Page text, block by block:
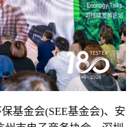
基金会(SEE基金会)、安